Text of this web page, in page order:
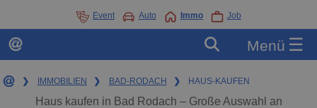
Event Auto Immo Job
Menü ☰
❯ IMMOBILIEN ❯ BAD-RODACH ❯ HAUS-KAUFEN
Haus kaufen in Bad Rodach – Große Auswahl an